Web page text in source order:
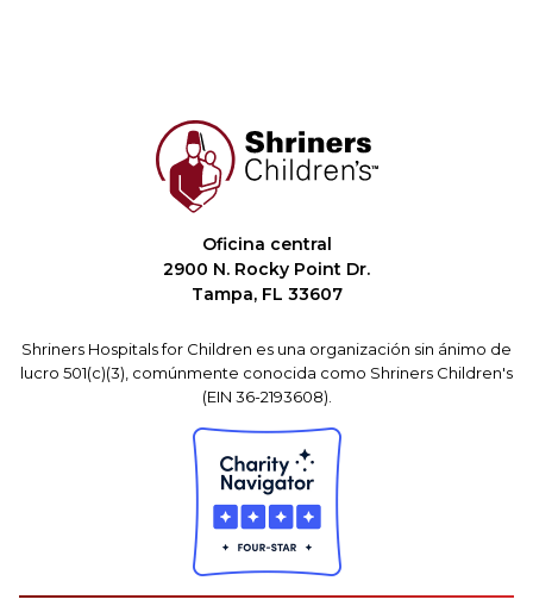
Oficina central
2900 N. Rocky Point Dr.
Tampa, FL 33607
Shriners Hospitals for Children es una organización sin ánimo de
lucro 501(c)(3), comúnmente conocida como Shriners Children's
(EIN 36-2193608).